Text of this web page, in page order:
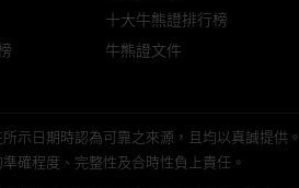
本網站或載有連接非由麥格理集
站的內容及所介紹的產品或服務
議閣下自行向本網站述及或連接
十大牛熊證排行榜
牛熊證文件
所示日期時認為可靠之來源，且均以真誠提
確程度、完整性及合時性負上責任。